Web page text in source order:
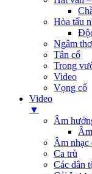
Hòa tấu
Ngâm thơ
Tân cổ
Trong
Video
Vọng cổ
Video
▼
Âm
Âm nhạc
Ca trù
Các dân